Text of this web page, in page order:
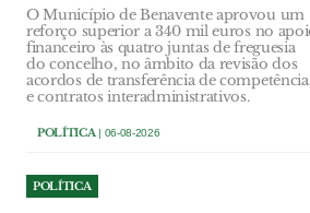
O Município de Benavente aprovou um
reforço superior a 340 mil euros no
financeiro às quatro juntas de freguesia
do concelho, no âmbito da revisão dos
acordos de transferência de
e contratos interadministrativos.
POLÍTICA| 06-08-2026
POLÍTICA